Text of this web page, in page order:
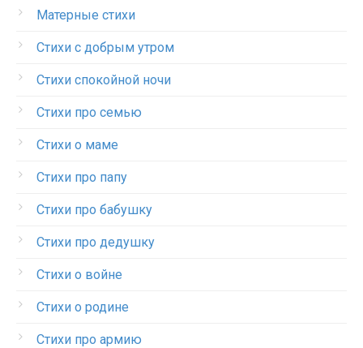
Матерные стихи
Стихи с добрым утром
Стихи спокойной ночи
Стихи про семью
Стихи о маме
Стихи про папу
Стихи про бабушку
Стихи про дедушку
Стихи о войне
Стихи о родине
Стихи про армию